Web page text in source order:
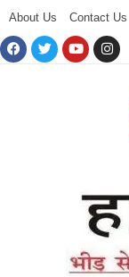
About Us Contact Us